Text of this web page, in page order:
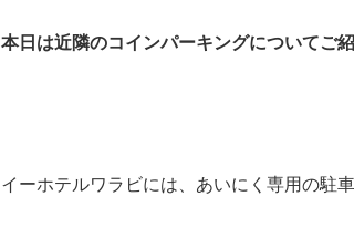
本日は近隣のコインパーキングについてご
イーホテルワラビには、あいにく専用の駐